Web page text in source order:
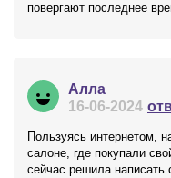
повергают последнее
Алла
16-06-2024
Пользуясь интернетом,
салоне, где покупали
сейчас решила написать